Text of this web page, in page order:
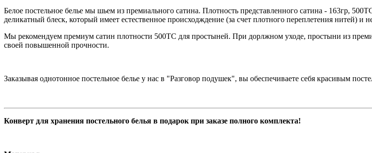
Белое постельное белье мы шьем из премиального сатина. Плотность представленного сатина - 163гр,
деликатный блеск, который имеет естественное происходждение (за счет плотного переплетения нитей) и
Мы рекомендуем премиум сатин плотности 500ТС для простыней. При дорлжном уходе, простыни из
своей повышенной прочности.
Заказывая однотонное постельное белье у нас в "Разговор подушек", вы обеспечиваете себя красивым
Конверт для хранения постельного белья в подарок при заказе полного комплекта!